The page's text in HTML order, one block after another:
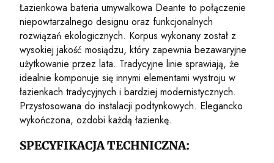
Łazienkowa bateria umywalkowa Deante to połączenie
niepowtarzalnego designu oraz funkcjonalnych
rozwiązań ekologicznych. Korpus wykonany został z
wysokiej jakość mosiądzu, który zapewnia bezawaryjne
użytkowanie przez lata. Tradycyjne linie sprawiają, że
idealnie komponuje się innymi elementami wystroju w
łazienkach tradycyjnych i bardziej modernistycznych.
Przystosowana do instalacji podtynkowych. Elegancko
wykończona, ozdobi każdą łazienkę.
SPECYFIKACJA TECHNICZNA: